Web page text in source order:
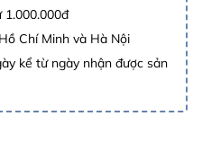
1.000.000đ
Chí Minh và Hà Nội
kể từ ngày nhận được sản